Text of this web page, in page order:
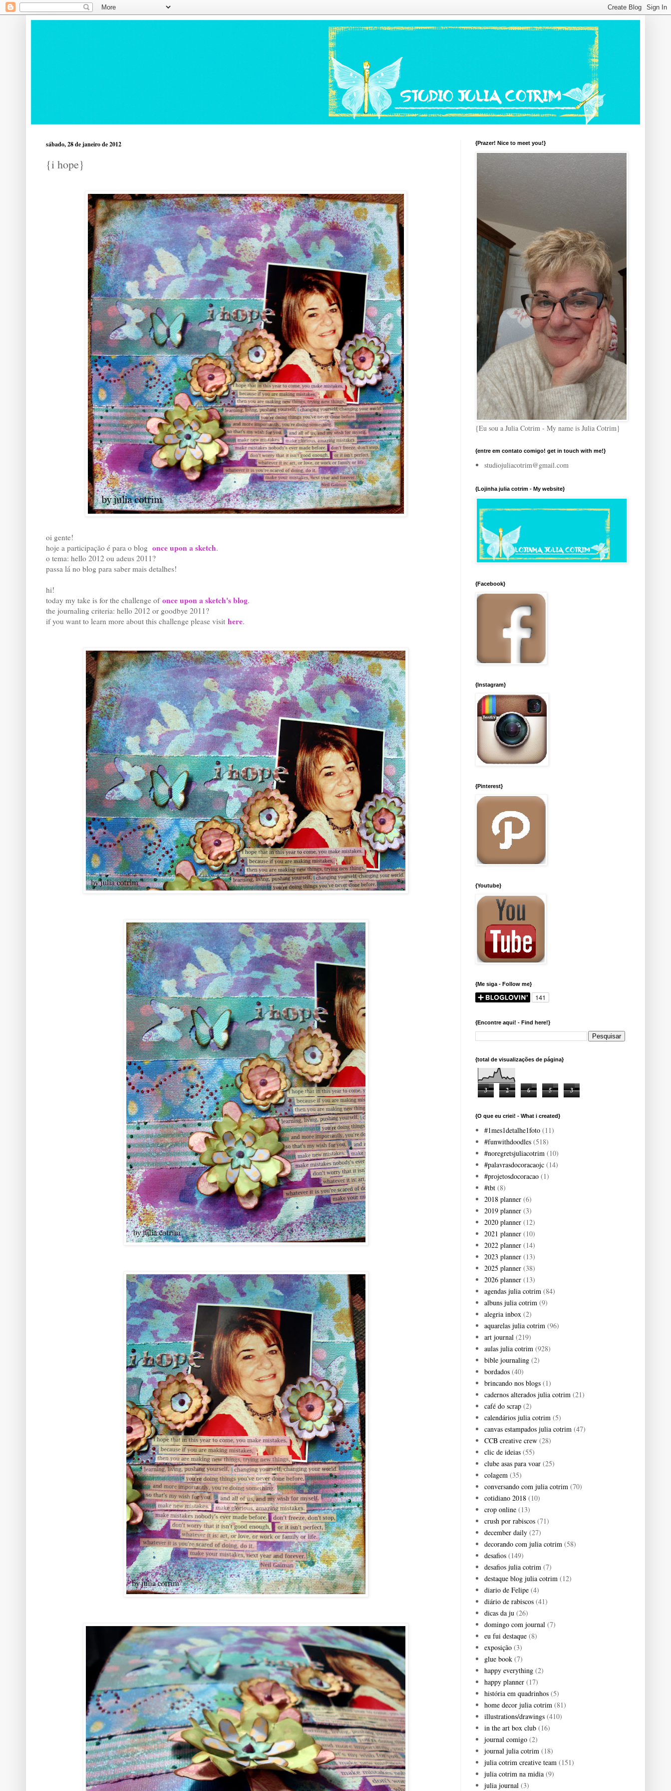
sábado, 28 de janeiro de 2012
{i hope}
oi gente!
hoje a participação é para o blog once upon a sketch.
o tema: hello 2012 ou adeus 2011?
passa lá no blog para saber mais detalhes!
hi!
today my take is for the challenge ofonce upon a sketch's blog.
the journaling criteria: hello 2012 or goodbye 2011?
if you want to learn more about this challenge please visit here.
{Prazer! Nice to meet you!}
{Eu sou a Julia Cotrim - My name is Julia Cotrim}
{entre em contato comigo! get in touch with me!}
studiojuliacotrim@gmail.com
{Lojinha julia cotrim - My website}
{Facebook}
{Instagram}
{Pinterest}
{Youtube}
{Me siga - Follow me}
{Encontre aqui! - Find here!}
{total de visualizações de página}
3 2 6 5 3
{O que eu criei! - What i created}
#1mes1detalhe1foto (11)
#funwithdoodles (518)
#noregretsjuliacotrim (10)
#palavrasdocoracaojc (14)
#projetosdocoracao (1)
#tbt (8)
2018 planner (6)
2019 planner (3)
2020 planner (12)
2021 planner (10)
2022 planner (14)
2023 planner (13)
2025 planner (38)
2026 planner (13)
agendas julia cotrim (84)
albuns julia cotrim (9)
alegria inbox (2)
aquarelas julia cotrim (96)
art journal (219)
aulas julia cotrim (928)
bible journaling (2)
bordados (40)
brincando nos blogs (1)
cadernos alterados julia cotrim (21)
café do scrap (2)
calendários julia cotrim (5)
canvas estampados julia cotrim (47)
CCB creative crew (28)
clic de ideias (55)
clube asas para voar (25)
colagem (35)
conversando com julia cotrim (70)
cotidiano 2018 (10)
crop online (13)
crush por rabiscos (71)
december daily (27)
decorando com julia cotrim (58)
desafios (149)
desafios julia cotrim (7)
destaque blog julia cotrim (12)
diario de Felipe (4)
diário de rabiscos (41)
dicas da ju (26)
domingo com journal (7)
eu fui destaque (8)
exposição (3)
glue book (7)
happy everything (2)
happy planner (17)
história em quadrinhos (5)
home decor julia cotrim (81)
illustrations/drawings (410)
in the art box club (16)
journal comigo (2)
journal julia cotrim (18)
julia cotrim creative team (151)
julia cotrim na midia (9)
julia journal (3)